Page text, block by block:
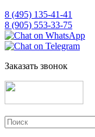
8 (495) 135-41-41
8 (905) 553-33-75
Заказать звонок